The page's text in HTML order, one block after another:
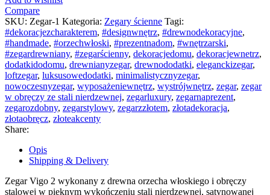
Compare
SKU: Zegar-1 Kategoria: Zegary ścienne Tagi:
#dekoracjezcharakterem, #designwnętrz, #drewnodekoracyjne,
#handmade, #orzechwłoski, #prezentnadom, #wnętrzarski,
#zegardrewniany, #zegarścienny, dekoracjedomu, dekoracjewnetrz,
dodatkidodomu, drewnianyzegar, drewnododatki, eleganckizegar,
loftzegar, luksusowedodatki, minimalistycznyzegar,
nowoczesnyzegar, wyposażeniewnętrz, wystrójwnętrz, zegar, zegar
w obręczy ze stali nierdzewnej, zegarluxury, zegarnaprezent,
zegarozdobny, zegarstylowy, zegarzzłotem, złotadekoracja,
złotaobręcz, złoteakcenty
Share:
Opis
Shipping & Delivery
Zegar Vigo 2 wykonany z drewna orzecha włoskiego i obręczy
stalowej w pięknym wykończeniu stali nierdzewnej, satynowanej